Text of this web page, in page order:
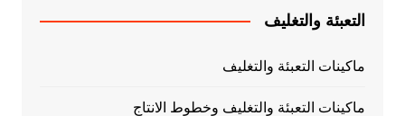
التعبئة والتغليف
ماكينات التعبئة والتغليف
ماكينات التعبئة والتغليف وخطوط الانتاج